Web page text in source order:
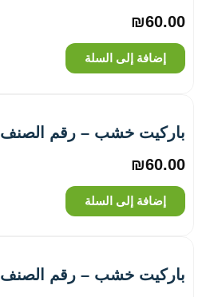
₪60.00
إضافة إلى السلة
باركيت خشب – رقم الصنف ‎645
₪60.00
إضافة إلى السلة
باركيت خشب – رقم الصنف ‎1505